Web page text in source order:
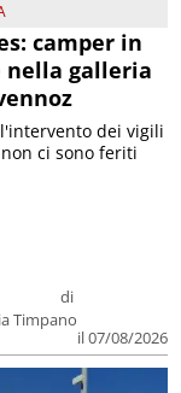
camper in
nella galleria
di
Timpano
il 07/08/2026
dei vigili
ci sono feriti